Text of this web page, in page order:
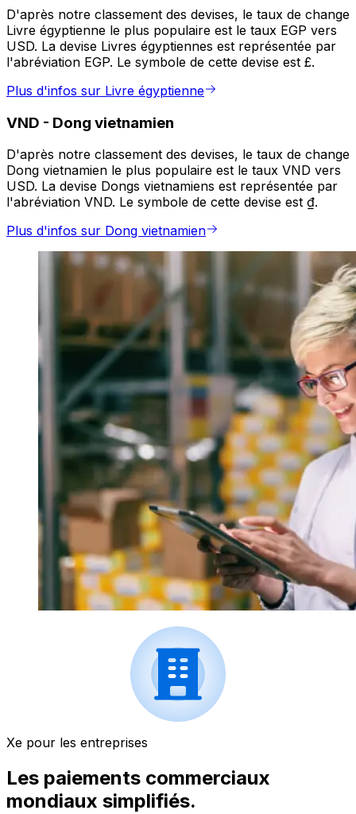
D'après notre classement des devises, le taux de change
Livre égyptienne le plus populaire est le taux EGP vers
USD. La devise Livres égyptiennes est représentée par
l'abréviation EGP. Le symbole de cette devise est £.
Plus d'infos sur Livre égyptienne
VND - Dong vietnamien
D'après notre classement des devises, le taux de change
Dong vietnamien le plus populaire est le taux VND vers
USD. La devise Dongs vietnamiens est représentée par
l'abréviation VND. Le symbole de cette devise est ₫.
Plus d'infos sur Dong vietnamien
Xe pour les entreprises
Les paiements commerciaux
mondiaux simplifiés.